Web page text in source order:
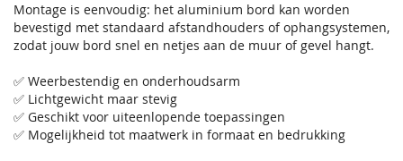
Montage is eenvoudig: het aluminium bord kan worden
bevestigd met standaard afstandhouders of ophangsystemen,
zodat jouw bord snel en netjes aan de muur of gevel hangt.
✅ Weerbestendig en onderhoudsarm
✅ Lichtgewicht maar stevig
✅ Geschikt voor uiteenlopende toepassingen
✅ Mogelijkheid tot maatwerk in formaat en bedrukking